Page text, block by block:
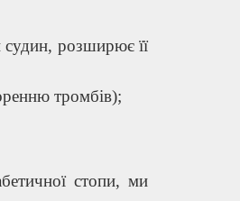
розширює її
тромбів);
стопи, ми